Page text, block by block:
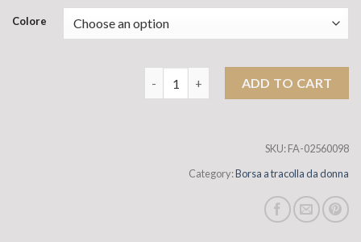
Colore
ADD TO CART
SKU:FA-02560098
Category:Borsa a tracolla da donna